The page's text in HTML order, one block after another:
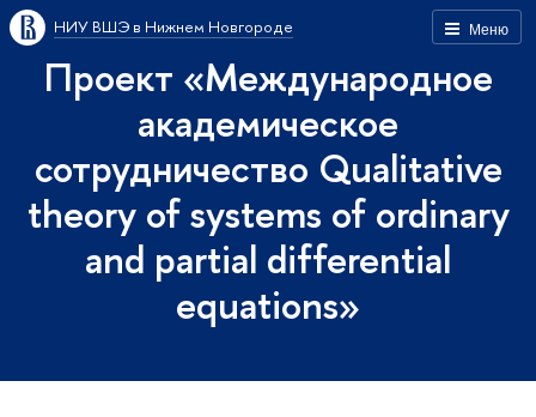
Меню
НИУ ВШЭ в Нижнем Новгороде
Проект «Международное
академическое
сотрудничество Qualitative
theory of systems of ordinary
and partial differential
equations»